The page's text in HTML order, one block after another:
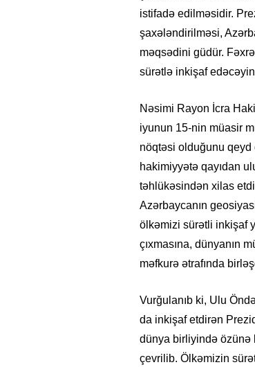
istifadə edilməsidir.
şaxələndirilməsi,
məqsədini güdür.
sürətlə inkişaf
Nəsimi Rayon İcra
iyunun 15-nin müasir
nöqtəsi olduğunu qeyd
hakimiyyətə qayıdan
təhlükəsindən xilas
Azərbaycanın
ölkəmizi sürətli inkişaf
çıxmasına, dünyanın
məfkurə ətrafında
Vurğulanıb ki, Ulu
da inkişaf etdirən
dünya birliyində özünə
çevrilib. Ölkəmizin